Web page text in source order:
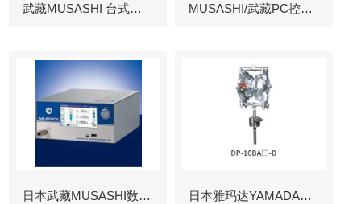
武藏MUSASHI 台式涂布机械臂 MUSASHI/武藏PC控制图像识别机械臂
日本武藏MUSASHI数字控制点胶机 日本雅玛达YAMADA往复泵